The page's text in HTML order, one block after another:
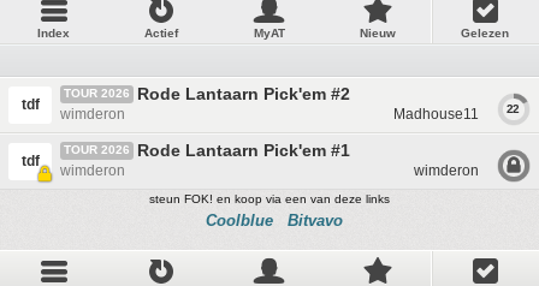
Index Actief MyAT Nieuw Gelezen
tdf
TOUR 2026 Rode Lantaarn Pick'em #2
wimderon Madhouse11 22
tdf
TOUR 2026 Rode Lantaarn Pick'em #1
wimderon wimderon
steun FOK! en koop via een van deze links
Coolblue Bitvavo